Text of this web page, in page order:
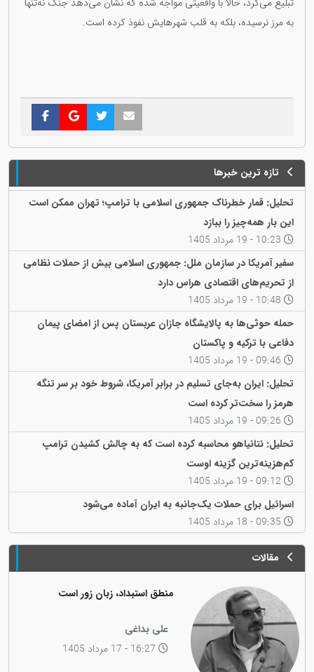
تبلیغ می‌کرد، حالا با واقعیتی مواجه شده که نشان می‌دهد جنگ نه‌تنها
به مرز نرسیده، بلکه به قلب شهرهایش نفوذ کرده است.
تازه ترین خبرها
تحلیل: قمار خطرناک جمهوری اسلامی با ترامپ؛ تهران ممکن است
این بار همه‌چیز را ببازد
سفیر آمریکا در سازمان ملل: جمهوری اسلامی بیش از حملات نظامی
از تحریم‌های اقتصادی هراس دارد
حمله حوثی‌ها به پالایشگاه جازان عربستان پس از امضای پیمان
دفاعی با ترکیه و پاکستان
تحلیل: ایران به‌جای تسلیم در برابر آمریکا، شروط خود بر سر تنگه
هرمز را سخت‌تر کرده است
تحلیل: نتانیاهو محاسبه کرده است که به چالش کشیدن ترامپ
کم‌هزینه‌ترین گزینه اوست
اسرائیل برای حملات یک‌جانبه به ایران آماده می‌شود
مقالات
منطق استبداد، زبان زور است
علی بداغی